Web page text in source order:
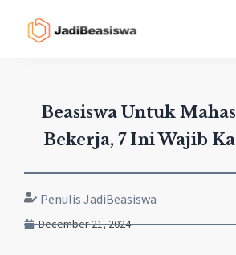
Penulis JadiBeasiswa
December 21, 2024
Beasiswa Untuk
Bekerja, 7 Ini Wajib